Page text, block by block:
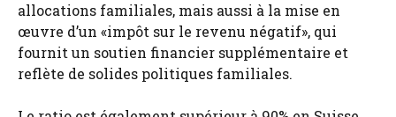
allocations familiales, mais aussi à la mise en
œuvre d’un «impôt sur le revenu négatif», qui
fournit un soutien financier supplémentaire et
reflète de solides politiques familiales.